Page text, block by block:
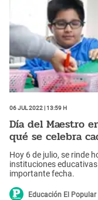
06 Jul 2022 | 13:59 h
Día del Maestro
qué se celebra
Hoy 6 de julio, se rinde
instituciones
importante fecha.
Educación El Popular